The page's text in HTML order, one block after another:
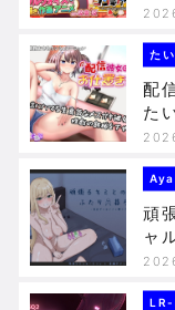
た
配
た
頑
ャ